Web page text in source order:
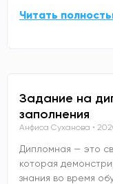
Читать
Задание на
заполнения
Анфиса Суханова
Дипломная — это
которая
знания во время